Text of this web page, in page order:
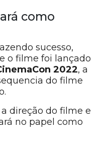
como
sucesso,
o filme foi lançado
2022, a
do filme
direção do filme e
no papel como